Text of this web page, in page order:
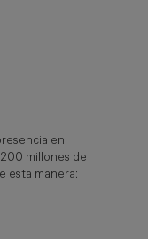
en
millones de
esta manera: